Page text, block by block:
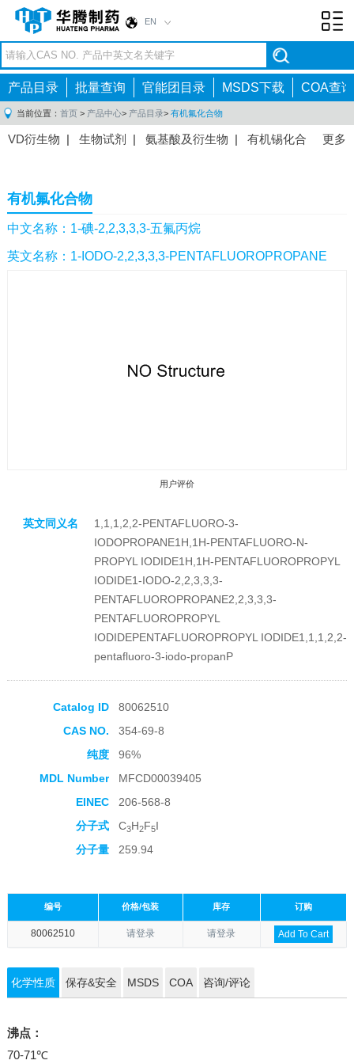
EN
产品目录 批量查询 官能团目录 MSDS下载 COA查询
当前位置： 首页 > 产品中心> 产品目录> 有机氟化合物
更多
VD衍生物 | 生物试剂 | 氨基酸及衍生物 | 有机锡化合
间体|抗高血压药物中间体
感染药物中间体|
体 |抗精神病药物中间体 |抗炎药物中间体
药中间体|其他原料药中间体|
有机氟化合物
中文名称：1-碘-2,2,3,3,3-五氟丙烷
英文名称：1-IODO-2,2,3,3,3-PENTAFLUOROPROPANE
用户评价
收藏产品
英文同义名
1,1,1,2,2-PENTAFLUORO-3-
IODOPROPANE1H,1H-PENTAFLUORO-N-
PROPYL IODIDE1H,1H-PENTAFLUOROPROPYL
IODIDE1-IODO-2,2,3,3,3-
PENTAFLUOROPROPANE2,2,3,3,3-
PENTAFLUOROPROPYL
IODIDEPENTAFLUOROPROPYL IODIDE1,1,1,2,2-
pentafluoro-3-iodo-propanP
Catalog ID
80062510
CAS NO.
354-69-8
纯度
96%
MDL Number
MFCD00039405
EINEC
206-568-8
分子式
C3H2F5I
分子量
259.94
编号 价格/包装 库存 订购
80062510 请登录 请登录 Add To Cart
化学性质 保存&安全 MSDS COA 咨询/评论
沸点：
70-71℃